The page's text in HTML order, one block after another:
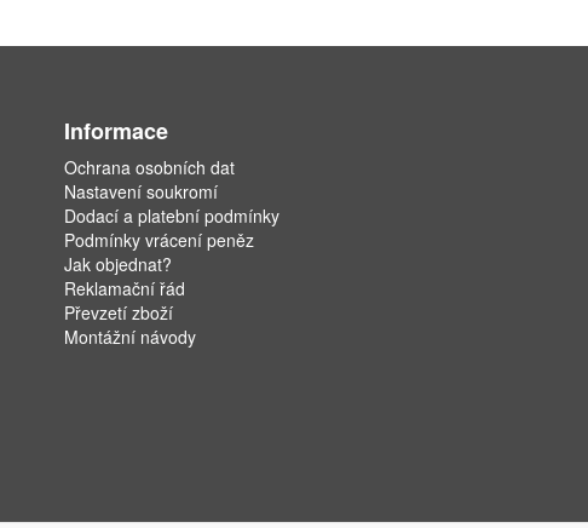
Informace
Ochrana osobních dat
Nastavení soukromí
Dodací a platební podmínky
Podmínky vrácení peněz
Jak objednat?
Reklamační řád
Převzetí zboží
Montážní návody